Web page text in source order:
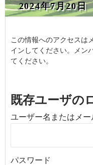
2024年7月20
この情報へのアクセスは
インしてください。メン
てください。
既存ユーザの
ユーザー名またはメー
パスワード